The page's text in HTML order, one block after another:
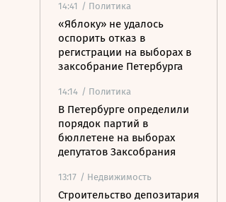
14:41 / Политика
«Яблоку» не удалось
оспорить отказ в
регистрации на выборах в
заксобрание Петербурга
14:14 / Политика
В Петербурге определили
порядок партий в
бюллетене на выборах
депутатов Заксобрания
13:17 / Недвижимость
Строительство депозитария